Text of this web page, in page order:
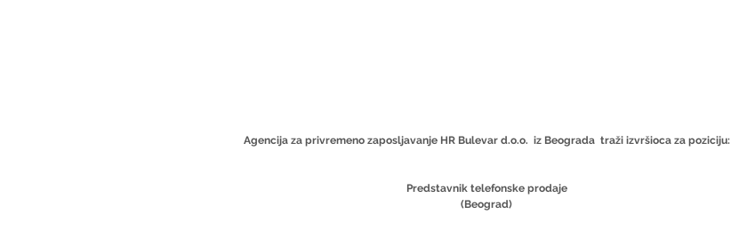
Agencija za privremeno zaposljavanje HR Bulevar d.o.o.  iz Beograda  traži izvršioca za poziciju:
Predstavnik telefonske prodaje
(Beograd)